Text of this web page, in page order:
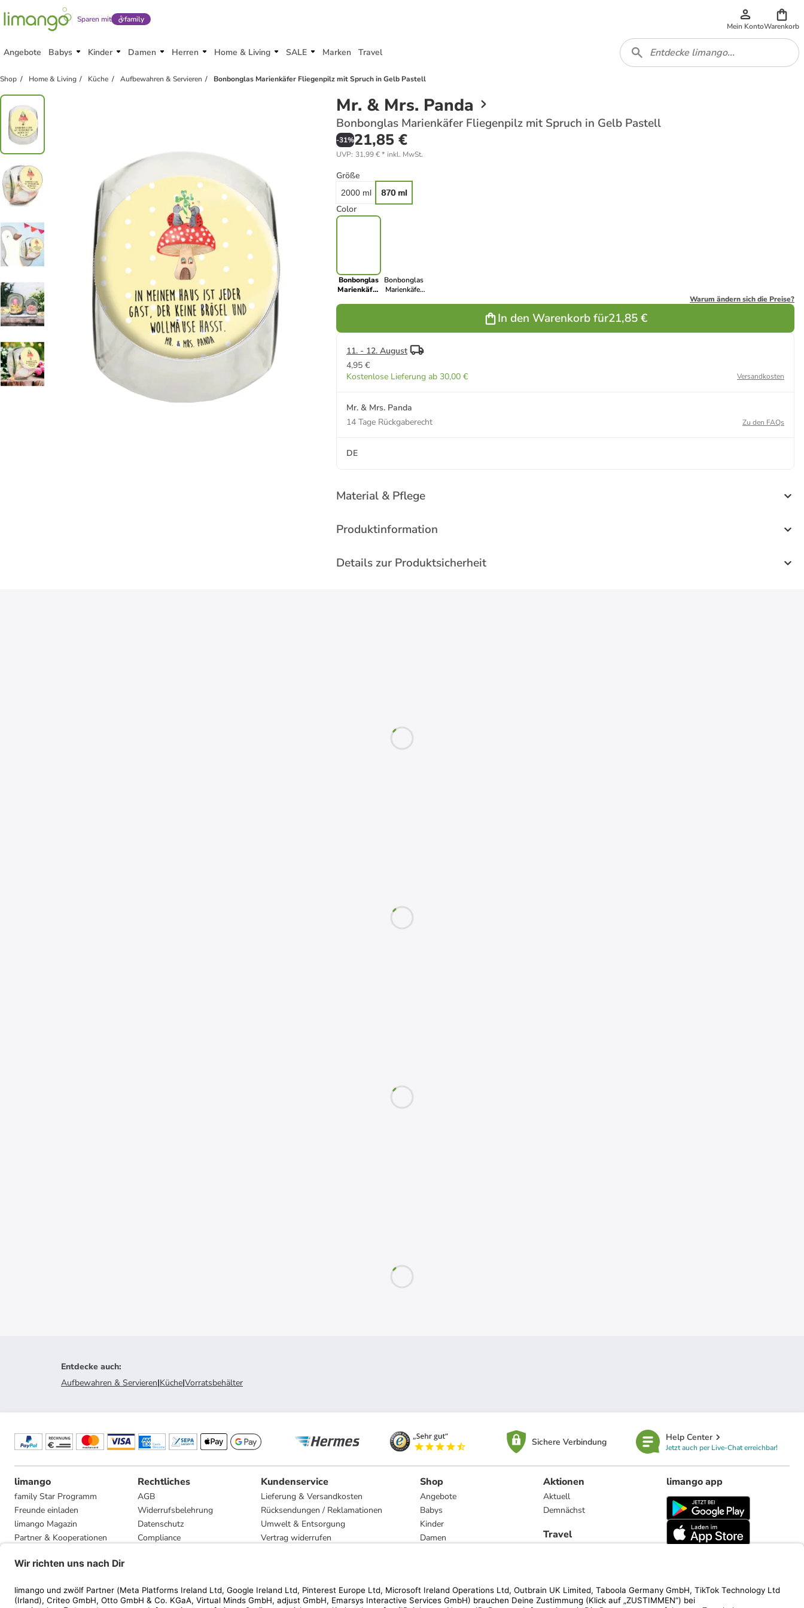
Sparen mit family
Mein KontoWarenkorb
Angebote Babys Kinder Damen Herren Home & Living SALE Marken Travel
Shop Home & Living Küche Aufbewahren & Servieren Bonbonglas Marienkäfer Fliegenpilz mit Spruch in Gelb Pastell
Mr. & Mrs. Panda
Bonbonglas Marienkäfer Fliegenpilz mit Spruch in Gelb Pastell
-31%21,85 €
UVP: 31,99 €* inkl. MwSt.
Größe
2000 ml 870 ml
Color
Bonbonglas
Marienkäfer
mit Spruch in
Bonbonglas
Marienkäfer
Warum ändern sich die Preise?
In den Warenkorb für21,85 €
11. - 12. August
4,95 €
Kostenlose Lieferung ab 30,00 €
Versandkosten
Mr. & Mrs. Panda
14 Tage Rückgaberecht
Zu den FAQs
DE
Material & Pflege
Produktinformation
Details zur Produktsicherheit
Entdecke auch:
Aufbewahren & Servieren|Küche|Vorratsbehälter
Sichere Verbindung Help Center
Jetzt auch per Live-Chat erreichbar!
limango
family Star Programm
Freunde einladen
limango Magazin
Partner & Kooperationen
Presse
Rechtliches
AGB
Widerrufsbelehrung
Datenschutz
Compliance
Kundenservice
Lieferung & Versandkosten
Rücksendungen / Reklamationen
Umwelt & Entsorgung
Vertrag widerrufen
Shop
Angebote
Babys
Kinder
Damen
Marken
Aktionen
Aktuell
Demnächst
Travel
limango app